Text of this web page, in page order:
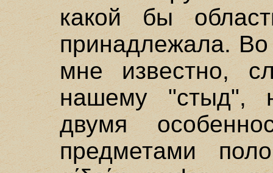
какой бы
принадлежала. Во
мне известно,
нашему "стыд",
двумя
предметами